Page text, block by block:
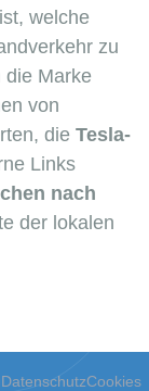
welche
zu
die Marke
von
die Tesla-
Links
nach
der lokalen
DatenschutzCookies